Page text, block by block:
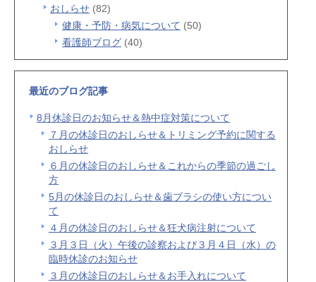
おしらせ (82)
健康・予防・病気について (50)
看護師ブログ (40)
最近のブログ記事
8月休診日のお知らせ＆熱中症対策について
７月の休診日のおしらせ＆トリミング予約に関する
おしらせ
６月の休診日のおしらせ＆これからの季節の過ごし
方
5月の休診日のおしらせ＆歯ブラシの使い方につい
て
４月の休診日のおしらせ＆狂犬病注射について
３月３日（火）午後の診察および３月４日（水）の
臨時休診のお知らせ
３月の休診日のおしらせ＆お手入れについて